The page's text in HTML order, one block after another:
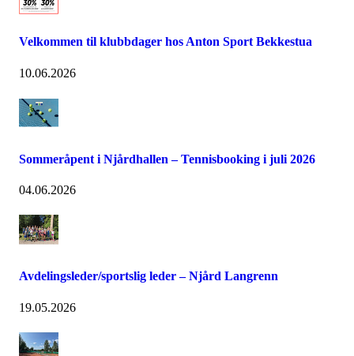
Velkommen til klubbdager hos Anton Sport Bekkestua
10.06.2026
Sommeråpent i Njårdhallen – Tennisbooking i juli 2026
04.06.2026
Avdelingsleder/sportslig leder – Njård Langrenn
19.05.2026